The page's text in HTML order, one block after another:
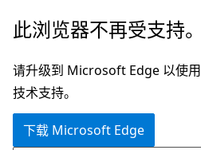
跳
主
要
内
此浏览器不再受支持。
请升级到 Microsoft Edge 以使
技术支持。
下载 Microsoft Edge